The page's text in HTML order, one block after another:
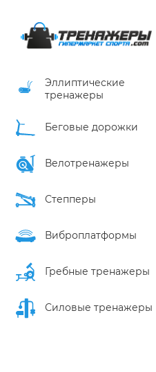
Эллиптические
тренажеры
Беговые дорожки
Велотренажеры
Степперы
Виброплатформы
Гребные тренажеры
Силовые тренажеры